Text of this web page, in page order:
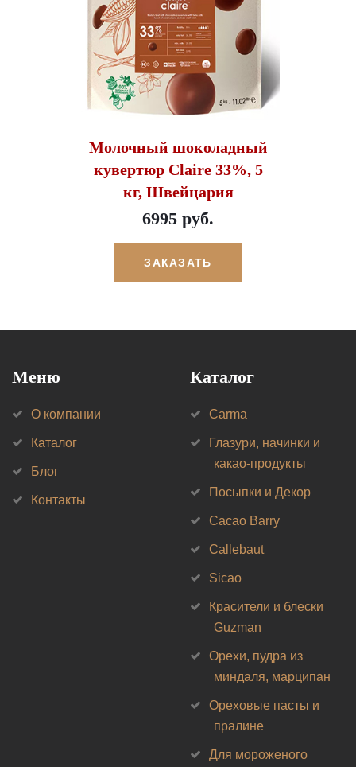
Молочный шоколадный
кувертюр Claire 33%, 5
кг, Швейцария
6995 руб.
ЗАКАЗАТЬ
Меню
О компании
Каталог
Блог
Контакты
Каталог
Carma
Глазури, начинки и
какао-продукты
Посыпки и Декор
Cacao Barry
Callebaut
Sicao
Красители и блески
Guzman
Орехи, пудра из
миндаля, марципан
Ореховые пасты и
пралине
Для мороженого